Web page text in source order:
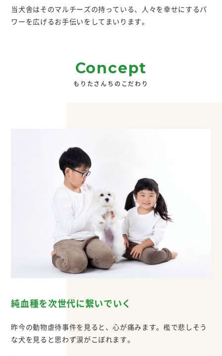
当犬舎はそのマルチーズの持っている、人々を幸せにするパ
ワーを広げるお手伝いをしてまいります。
Concept
もりたさんちのこだわり
純血種を次世代に繋いでいく
昨今の動物虐待事件を見ると、心が痛みます。檻で悲しそう
な犬を見ると思わず涙がこぼれます。